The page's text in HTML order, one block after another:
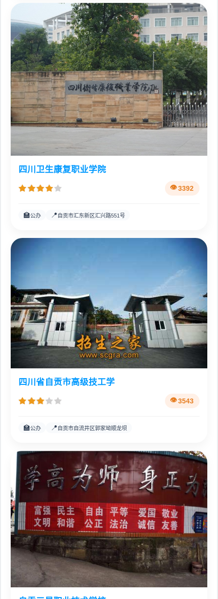
四川卫生康复职业学院
3392
🏫公办 📍自贡市汇东新区汇兴路551号
四川省自贡市高级技工学
3543
🏫公办 📍 自贡市自流井区郭家坳顺龙坝